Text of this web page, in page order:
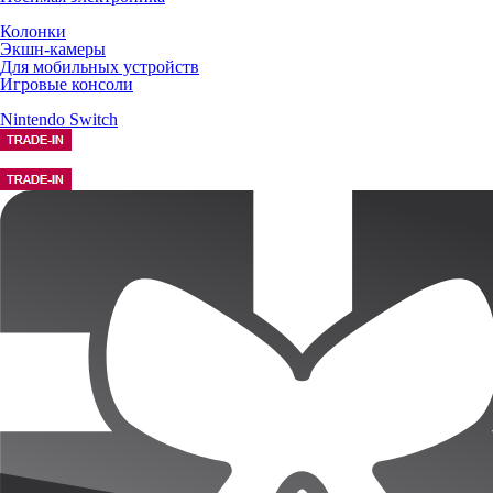
Колонки
Экшн-камеры
Для мобильных устройств
Игровые консоли
Nintendo Switch